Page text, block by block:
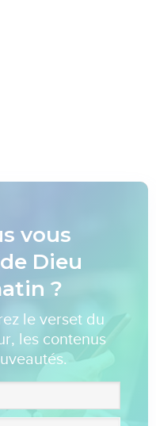
vous
Dieu
?
le verset du
les contenus